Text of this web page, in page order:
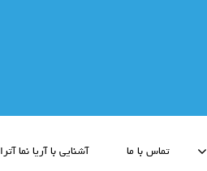
تماس با ما آشنایی با آریا نما آترا